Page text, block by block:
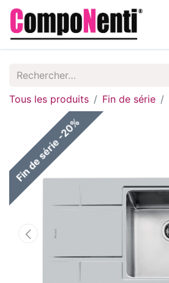
Tous les produits Fin de série
Fin de série -20%